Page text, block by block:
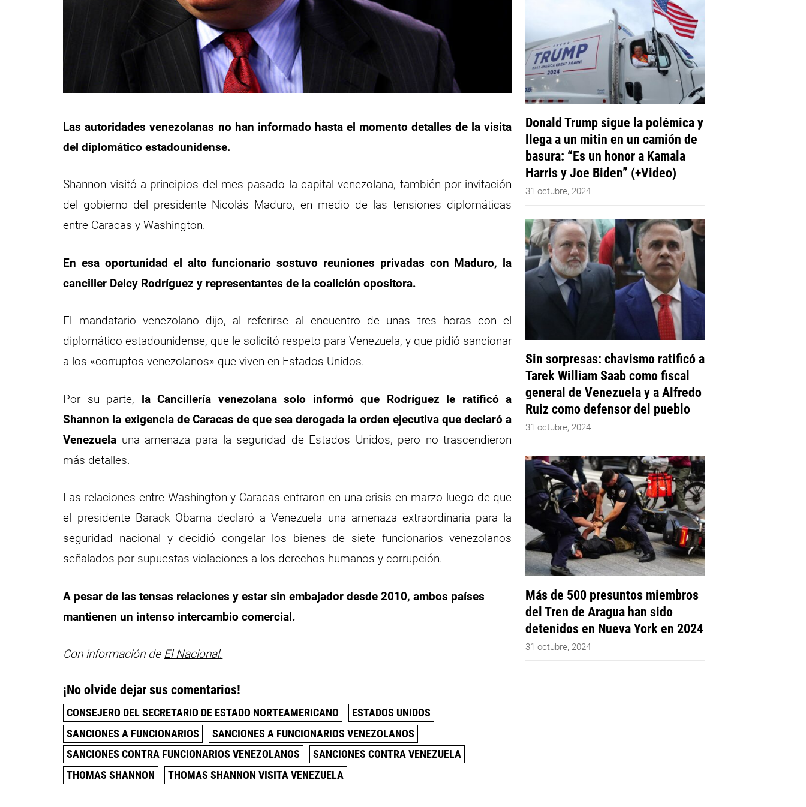
Las autoridades venezolanas no han informado hasta el momento detalles de la visita
del diplomático estadounidense.
Shannon visitó a principios del mes pasado la capital venezolana, también por invitación
del gobierno del presidente Nicolás Maduro, en medio de las tensiones diplomáticas
entre Caracas y Washington.
En esa oportunidad el alto funcionario sostuvo reuniones privadas con Maduro, la
canciller Delcy Rodríguez y representantes de la coalición opositora.
El mandatario venezolano dijo, al referirse al encuentro de unas tres horas con el
diplomático estadounidense, que le solicitó respeto para Venezuela, y que pidió sancionar
a los «corruptos venezolanos» que viven en Estados Unidos.
Por su parte, la Cancillería venezolana solo informó que Rodríguez le ratificó a
Shannon la exigencia de Caracas de que sea derogada la orden ejecutiva que declaró a
Venezuela una amenaza para la seguridad de Estados Unidos, pero no trascendieron
más detalles.
Las relaciones entre Washington y Caracas entraron en una crisis en marzo luego de que
el presidente Barack Obama declaró a Venezuela una amenaza extraordinaria para la
seguridad nacional y decidió congelar los bienes de siete funcionarios venezolanos
señalados por supuestas violaciones a los derechos humanos y corrupción.
A pesar de las tensas relaciones y estar sin embajador desde 2010, ambos países
mantienen un intenso intercambio comercial.
Con información de El Nacional.
¡No olvide dejar sus comentarios!
CONSEJERO DEL SECRETARIO DE ESTADO NORTEAMERICANO
ESTADOS UNIDOS
SANCIONES A FUNCIONARIOS
SANCIONES A FUNCIONARIOS VENEZOLANOS
SANCIONES CONTRA FUNCIONARIOS VENEZOLANOS
SANCIONES CONTRA VENEZUELA
THOMAS SHANNON
THOMAS SHANNON VISITA VENEZUELA
Donald Trump sigue la polémica y
llega a un mitin en un camión de
basura: “Es un honor a Kamala
Harris y Joe Biden” (+Video)
31 octubre, 2024
Sin sorpresas: chavismo ratificó a
Tarek William Saab como fiscal
general de Venezuela y a Alfredo
Ruiz como defensor del pueblo
31 octubre, 2024
Más de 500 presuntos miembros
del Tren de Aragua han sido
detenidos en Nueva York en 2024
31 octubre, 2024